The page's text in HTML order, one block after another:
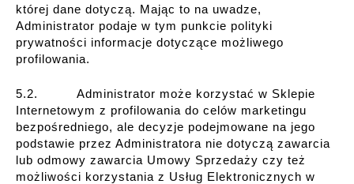
której dane dotyczą. Mając to na uwadze,
Administrator podaje w tym punkcie polityki
prywatności informacje dotyczące możliwego
profilowania.
5.2. Administrator może korzystać w Sklepie
Internetowym z profilowania do celów marketingu
bezpośredniego, ale decyzje podejmowane na jego
podstawie przez Administratora nie dotyczą zawarcia
lub odmowy zawarcia Umowy Sprzedaży czy też
możliwości korzystania z Usług Elektronicznych w